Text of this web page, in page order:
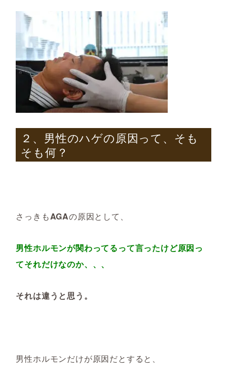
２、男性のハゲの原因って、そも
そも何？
さっきもAGAの原因として、
男性ホルモンが関わってるって言ったけど原因っ
てそれだけなのか、、、
それは違うと思う。
男性ホルモンだけが原因だとすると、